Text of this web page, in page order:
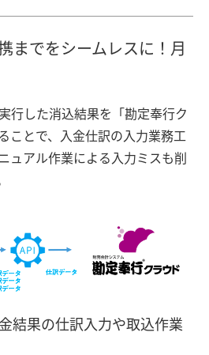
までをシームレスに！月
行した消込結果を「勘定奉行ク
ことで、入金仕訳の入力業務工
ュアル作業による入力ミスも削
結果の仕訳入力や取込作業